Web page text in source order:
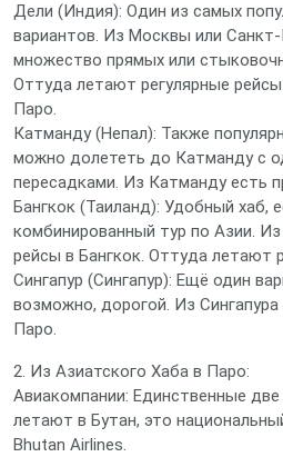
Дели (Индия): Один из самых
вариантов. Из Москвы или Санкт-
множество прямых или
Оттуда летают регулярные
Паро.
Катманду (Непал): Также
можно долететь до Катманду с
пересадками. Из Катманду есть
Бангкок (Таиланд): Удобный хаб,
комбинированный тур по Азии.
рейсы в Бангкок. Оттуда летают
Сингапур (Сингапур): Ещё один
возможно, дорогой. Из
Паро.
2. Из Азиатского Хаба в Паро:
Авиакомпании: Единственные
летают в Бутан, это
Bhutan Airlines.